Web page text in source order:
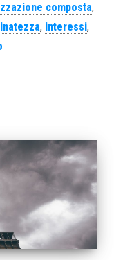
composta,
, interessi,